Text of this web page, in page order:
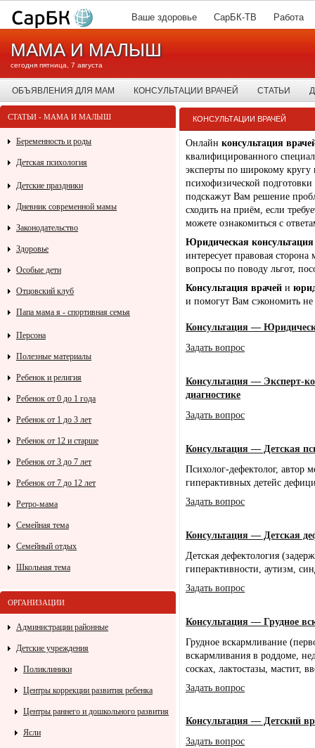
Ваше здоровье СарБК-ТВ Работа
МАМА И МАЛЫШ
сегодня пятница, 7 августа
ОБЪЯВЛЕНИЯ ДЛЯ МАМ КОНСУЛЬТАЦИИ ВРАЧЕЙ СТАТЬИ
КОНСУЛЬТАЦИИ ВРАЧЕЙ
Онлайн консультация
квалифицированного
эксперты по широкому кругу
психофизической
подскажут Вам решение
сходить на приём, если
можете ознакомиться с
Юридическая консультация
интересует правовая
вопросы по поводу льгот,
Консультация врачей и
и помогут Вам сэкономить
Консультация —
Задать вопрос
Консультация — Эксперт-
диагностике
Задать вопрос
Консультация — Детская
Психолог-дефектолог, автор
гиперактивных детейс
Задать вопрос
Консультация — Детская
Детская дефектология
гиперактивности, аутизм,
Задать вопрос
Консультация — Грудное
Грудное вскармливание
вскармливания в роддоме,
сосках, лактостазы, мастит,
Задать вопрос
Консультация — Детский
Задать вопрос
СТАТЬИ - МАМА И МАЛЫШ
Беременность и роды
Детская психология
Детские праздники
Дневник современной мамы
Законодательство
Здоровье
Особые дети
Отцовский клуб
Папа мама я - спортивная семья
Персона
Полезные материалы
Ребенок и религия
Ребенок от 0 до 1 года
Ребенок от 1 до 3 лет
Ребенок от 12 и старше
Ребенок от 3 до 7 лет
Ребенок от 7 до 12 лет
Ретро-мама
Семейная тема
Семейный отдых
Школьная тема
ОРГАНИЗАЦИИ
Администрации районные
Детские учреждения
Поликлиники
Центры коррекции развития ребенка
Центры раннего и дошкольного развития
Ясли